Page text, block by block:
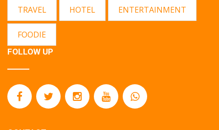
TRAVEL HOTEL ENTERTAINMENT
FOODIE
FOLLOW UP